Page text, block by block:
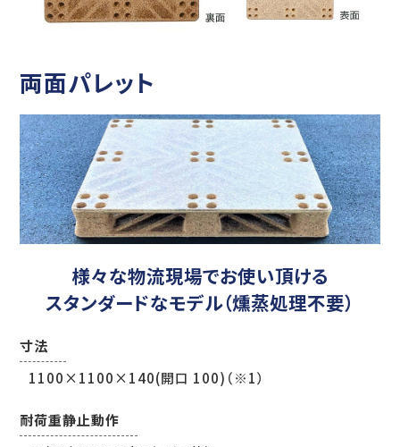
両面パレット
様々な物流現場でお使い頂ける
スタンダードなモデル（燻蒸処理不要）
寸法
1100×1100×140(開口 100)（※1）
耐荷重静止動作